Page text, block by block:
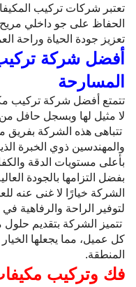
تعتبر شركات تركيب
الحفاظ على جو داخلي
تعزيز جودة الحياة وراحة
أفضل شركة
المسارحة
تتمتع أفضل شركة تركيب
لا مثيل لها وبسجل حافل من
تتباهى هذه الشركة بفريق
والمهندسين ذوي الخبرة
بأعلى مستويات الدقة
بفضل التزامها بالجودة
الشركة خيارًا لا غنى عنه
لتوفير الراحة والرفاهية في
تتميز الشركة بتقديم
كل عميل، مما يجعلها
المنطقة.
فك وتركيب